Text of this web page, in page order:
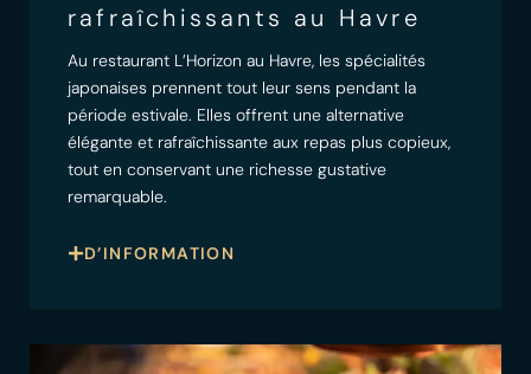
rafraîchissants au Havre
Au restaurant L’Horizon au Havre, les spécialités
japonaises prennent tout leur sens pendant la
période estivale. Elles offrent une alternative
élégante et rafraîchissante aux repas plus copieux,
tout en conservant une richesse gustative
remarquable.
D’INFORMATION